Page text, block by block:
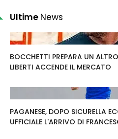
Ultime News
BOCCHETTI PREPARA UN
LIBERTI ACCENDE IL MERCATO
PAGANESE, DOPO SICURELLA
UFFICIALE L'ARRIVO DI